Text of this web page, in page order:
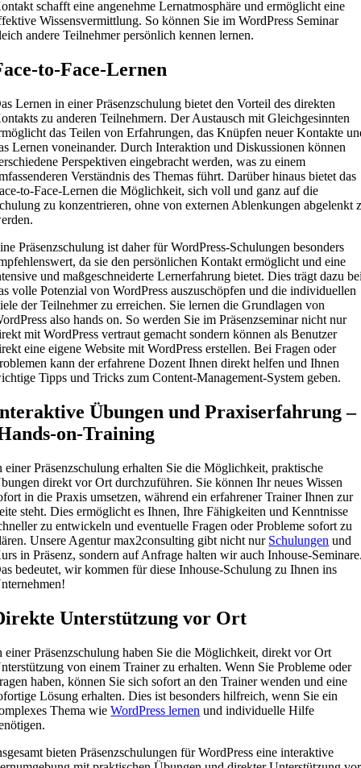
schafft eine angenehme Lernatmosphäre und ermöglicht eine
Wissensvermittlung. So können Sie im WordPress Seminar
andere Teilnehmer persönlich kennen lernen.
to-Face-Lernen
Lernen in einer Präsenzschulung bietet den Vorteil des direkten
zu anderen Teilnehmern. Der Austausch mit Gleichgesinnten
das Teilen von Erfahrungen, das Knüpfen neuer Kontakte
Lernen voneinander. Durch Interaktion und Diskussionen können
Perspektiven eingebracht werden, was zu einem
Verständnis des Themas führt. Darüber hinaus bietet das
to-Face-Lernen die Möglichkeit, sich voll und ganz auf die
zu konzentrieren, ohne von externen Ablenkungen abgelenkt
Präsenzschulung ist daher für WordPress-Schulungen besonders
da sie den persönlichen Kontakt ermöglicht und eine
und maßgeschneiderte Lernerfahrung bietet. Dies trägt dazu
volle Potenzial von WordPress auszuschöpfen und die individuellen
der Teilnehmer zu erreichen. Sie lernen die Grundlagen von
also hands on. So werden Sie im Präsenzseminar nicht nur
mit WordPress vertraut gemacht sondern können als Benutzer
eine eigene Website mit WordPress erstellen. Bei Fragen oder
kann der erfahrene Dozent Ihnen direkt helfen und Ihnen
Tipps und Tricks zum Content-Management-System geben.
Übungen und Praxiserfahrung –
on-Training
einer Präsenzschulung erhalten Sie die Möglichkeit, praktische
direkt vor Ort durchzuführen. Sie können Ihr neues Wissen
in die Praxis umsetzen, während ein erfahrener Trainer Ihnen zur
steht. Dies ermöglicht es Ihnen, Ihre Fähigkeiten und Kenntnisse
zu entwickeln und eventuelle Fragen oder Probleme sofort zu
Unsere Agentur max2consulting gibt nicht nur Schulungen und
in Präsenz, sondern auf Anfrage halten wir auch Inhouse-
bedeutet, wir kommen für diese Inhouse-Schulung zu Ihnen ins
Unterstützung vor Ort
einer Präsenzschulung haben Sie die Möglichkeit, direkt vor Ort
von einem Trainer zu erhalten. Wenn Sie Probleme oder
haben, können Sie sich sofort an den Trainer wenden und eine
Lösung erhalten. Dies ist besonders hilfreich, wenn Sie ein
Thema wieWordPress lernen und individuelle Hilfe
bieten Präsenzschulungen für WordPress eine interaktive